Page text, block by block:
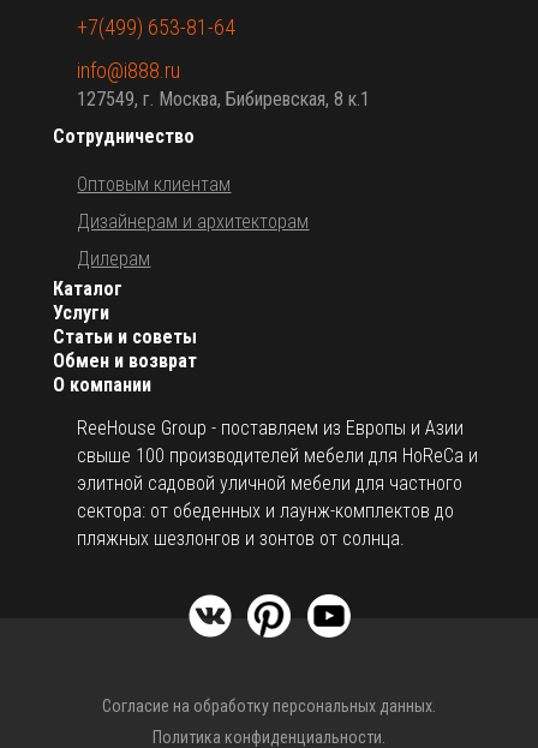
О компании
ReeHouse Group - поставляем из Европы и Азии
свыше 100 производителей мебели для HoReCa и
элитной садовой уличной мебели для частного
сектора: от обеденных и лаунж-комплектов до
пляжных шезлонгов и зонтов от солнца.
Каталог
Услуги
Статьи и советы
Обмен и возврат
Сотрудничество
Оптовым клиентам
Дизайнерам и архитекторам
Дилерам
+7(499) 653-81-64
info@i888.ru
127549, г. Москва, Бибиревская, 8 к.1
Согласие на обработку персональных данных.
Политика конфиденциальности.